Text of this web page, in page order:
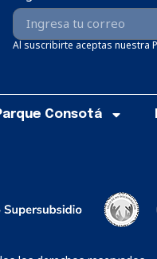
Al suscribirte aceptas nuestra
Consotá